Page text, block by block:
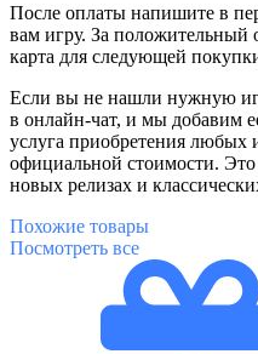
После оплаты напишите в
вам игру. За положительный
карта для следующей
Если вы не нашли нужную
в онлайн-чат, и мы добавим
услуга приобретения любых
официальной стоимости.
новых релизах и
Похожие товары
Посмотреть все